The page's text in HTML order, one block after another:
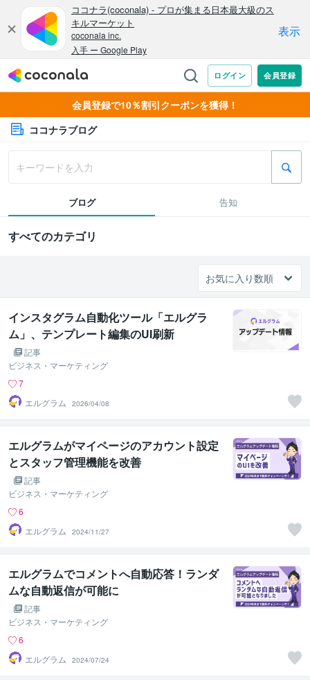
会員登録で10％割引クーポンを獲得！
ココナラブログ
ブログ 告知
すべてのカテゴリ
インスタグラム自動化ツール「エルグラ
ム」、テンプレート編集のUI刷新
記事
ビジネス・マーケティング
7
エルグラム
2026/04/08
エルグラムがマイページのアカウント設定
とスタッフ管理機能を改善
記事
ビジネス・マーケティング
6
エルグラム
2024/11/27
エルグラムでコメントへ自動応答！ランダ
ムな自動返信が可能に
記事
ビジネス・マーケティング
6
エルグラム
2024/07/24